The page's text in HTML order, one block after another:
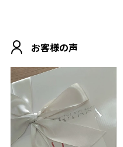
おうちカフェもお洒落にな
って嬉しい𖠚 ⡱
.
#hyacca #結婚祝い
お客様の声